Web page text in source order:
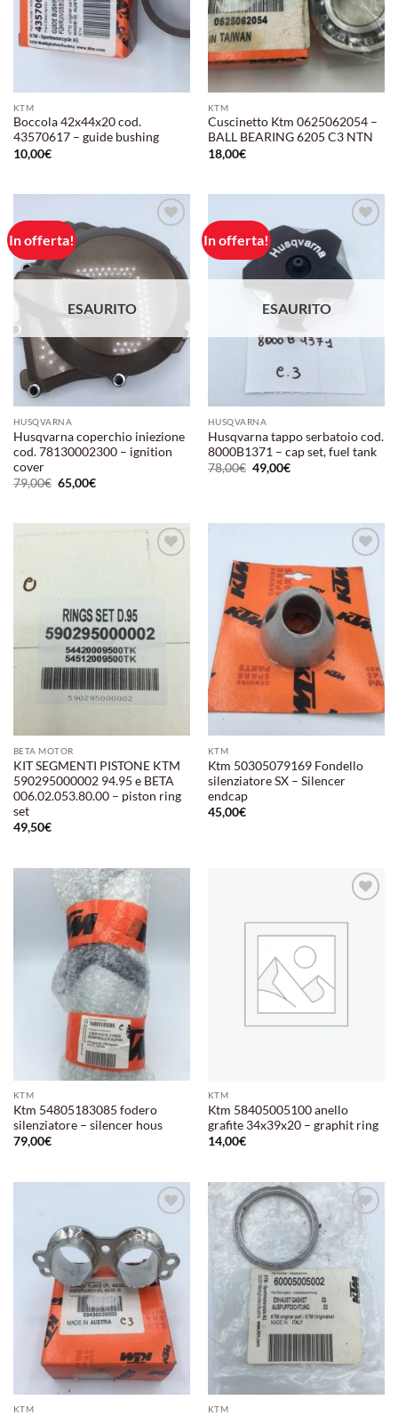
KTM
Boccola 42x44x20 cod.
43570617 – guide bushing
10,00€
KTM
Cuscinetto Ktm 0625062054 –
BALL BEARING 6205 C3 NTN
18,00€
In offerta!
Aggiungi
alla lista
dei
desideri
ESAURITO
HUSQVARNA
Husqvarna coperchio iniezione
cod. 78130002300 – ignition
cover
79,00€ Il
prezzo
65,00€Il
65,00€.
In offerta!
Aggiungi
alla lista
desideri
ESAURITO
HUSQVARNA
Husqvarna tappo serbatoio cod.
8000B1371 – cap set, fuel tank
78,00€ Il
prezzo
49,00€Il
BETA MOTOR
KIT SEGMENTI PISTONE KTM
590295000002 94.95 e BETA
006.02.053.80.00 – piston ring
set
49,50€
Aggiungi
alla lista
dei
desideri
KTM
Ktm 50305079169 Fondello
silenziatore SX – Silencer
endcap
45,00€
Aggiungi
alla lista
desideri
KTM
Ktm 54805183085 fodero
silenziatore – silencer hous
79,00€
alla lista
KTM
Ktm 58405005100 anello
grafite 34x39x20 – graphit ring
14,00€
Aggiungi
alla lista
dei
desideri
KTM
Aggiungi
alla lista
desideri
KTM